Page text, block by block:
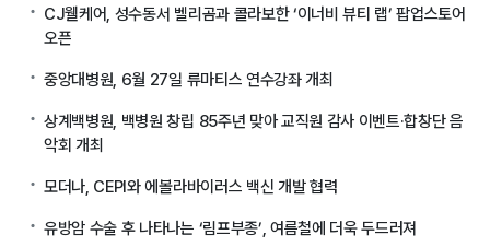
CJ웰케어, 성수동서 벨리곰과 콜라보한 ‘이너비 뷰티 랩’ 팝업스토어
오픈
중앙대병원, 6월 27일 류마티스 연수강좌 개최
상계백병원, 백병원 창립 85주년 맞아 교직원 감사 이벤트·합창단 음
악회 개최
모더나, CEPI와 에볼라바이러스 백신 개발 협력
유방암 수술 후 나타나는 ‘림프부종’, 여름철에 더욱 두드러져